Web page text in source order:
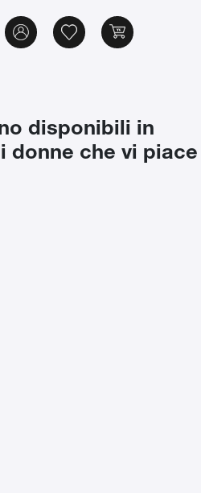
disponibili in
che vi piace